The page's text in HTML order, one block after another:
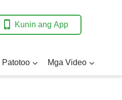
Kunin ang App
Patotoo Mga Video